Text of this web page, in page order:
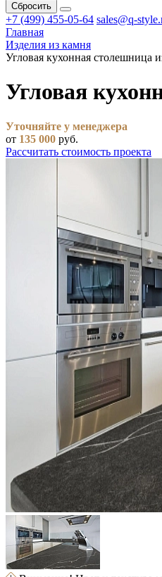
Сбросить
+7 (499) 455-05-64 sales@q-
Главная
Изделия из камня
Угловая кухонная столешница
Угловая
Уточняйте у менеджера
от 135 000 руб.
Рассчитать стоимость проекта